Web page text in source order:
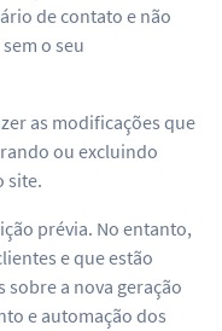
de contato e não
o seu
as modificações que
ou excluindo
site.
prévia. No entanto,
e que estão
a nova geração
e automação dos